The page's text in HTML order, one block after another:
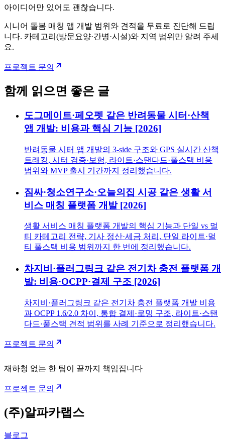
아이디어만 있어도 괜찮습니다.
시니어 돌봄 매칭 앱 개발 범위와 견적을 무료로 진단해 드립
니다. 카테고리(방문요양·간병·시설)와 지역 범위만 알려 주세
요.
프로젝트 문의
함께 읽으면 좋은 글
도그메이트·페오펫 같은 반려동물 시터·산책
앱 개발: 비용과 핵심 기능 [2026]
반려동물 시터 앱 개발의 3-side 구조와 GPS 실시간 산책
트래킹, 시터 검증·보험, 라이트·스탠다드·풀스택 비용
범위와 MVP 출시 기간까지 정리했습니다.
짐싸·청소연구소·오늘의집 시공 같은 생활 서
비스 매칭 플랫폼 개발 [2026]
생활 서비스 매칭 플랫폼 개발의 핵심 기능과 단일 vs 멀
티 카테고리 전략, 기사 정산·세금 처리, 단일 라이트·멀
티 풀스택 비용 범위까지 한 번에 정리했습니다.
차지비·플러그링크 같은 전기차 충전 플랫폼 개
발: 비용·OCPP·결제 구조 [2026]
차지비·플러그링크 같은 전기차 충전 플랫폼 개발 비용
과 OCPP 1.6/2.0 차이, 통합 결제·로밍 구조, 라이트·스탠
다드·풀스택 견적 범위를 사례 기준으로 정리했습니다.
프로젝트 문의
재하청 없는 한 팀이 끝까지 책임집니다
프로젝트 문의
(주)알파카랩스
블로그